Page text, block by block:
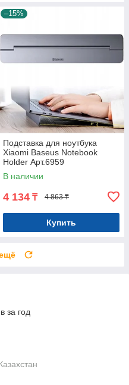
–15%
Подставка для ноутбука
Xiaomi Baseus Notebook
Holder Арт.6959
В наличии
4 134 ₸ 4 863 ₸
Купить
за год